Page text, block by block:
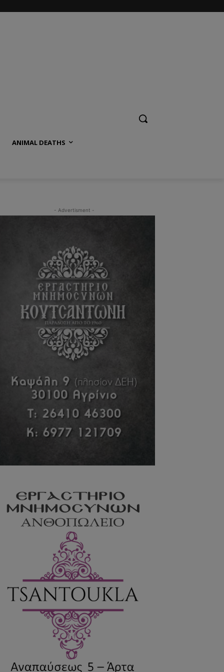
ANIMAL DEATHS
- Advertisment -